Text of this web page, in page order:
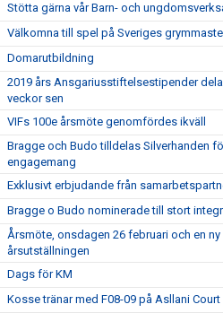
Stötta gärna vår Barn- och
Välkomna till spel på Sveriges
Domarutbildning
2019 års Ansgariusstiftelsestipender
veckor sen
VIFs 100e årsmöte genomfördes ikväll
Bragge och Budo tilldelas Silverhanden
engagemang
Exklusivt erbjudande från
Bragge o Budo nominerade till stort
Årsmöte, onsdagen 26 februari och en
årsutställningen
Dags för KM
Kosse tränar med F08-09 på Asllani Court